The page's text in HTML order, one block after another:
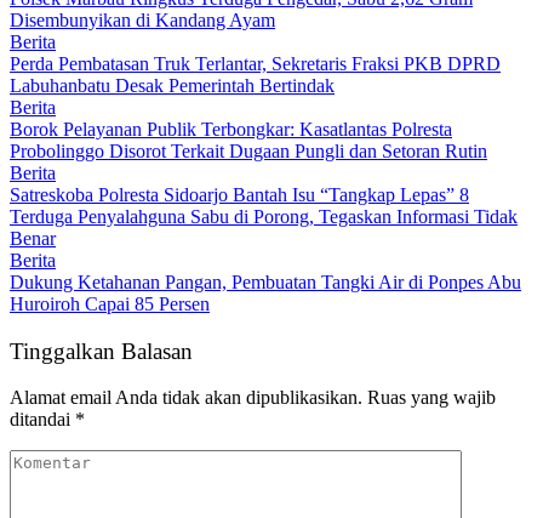
Disembunyikan di Kandang Ayam
Berita
Perda Pembatasan Truk Terlantar, Sekretaris Fraksi PKB DPRD
Labuhanbatu Desak Pemerintah Bertindak
Berita
Borok Pelayanan Publik Terbongkar: Kasatlantas Polresta
Probolinggo Disorot Terkait Dugaan Pungli dan Setoran Rutin
Berita
Satreskoba Polresta Sidoarjo Bantah Isu “Tangkap Lepas” 8
Terduga Penyalahguna Sabu di Porong, Tegaskan Informasi Tidak
Benar
Berita
Dukung Ketahanan Pangan, Pembuatan Tangki Air di Ponpes Abu
Huroiroh Capai 85 Persen
Tinggalkan Balasan
Alamat email Anda tidak akan dipublikasikan. Ruas yang wajib
ditandai *